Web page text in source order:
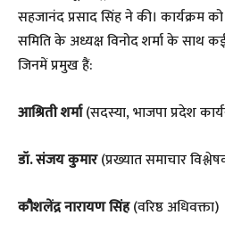
सहजानंद प्रसाद सिंह ने की।
समिति के अध्यक्ष विनोद शर्मा के साथ
जिनमें प्रमुख हैं:
आश्रिती शर्मा(सदस्या, भाजपा प्रदेश
डॉ. संजय कुमार(प्रख्यात समाचार
कौशलेंद्र नारायण सिंह(वरिष्ठ अधिवक्ता)